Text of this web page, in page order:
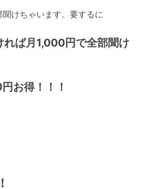
けちゃいます。要するに
れば月1,000円で全部聞け
お得！！！